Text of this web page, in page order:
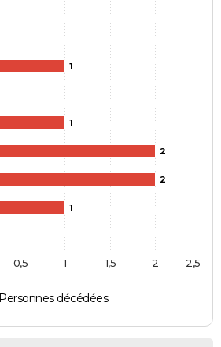
1
1
2
2
1
Personnes décédées
0,5 1 1,5 2 2,5